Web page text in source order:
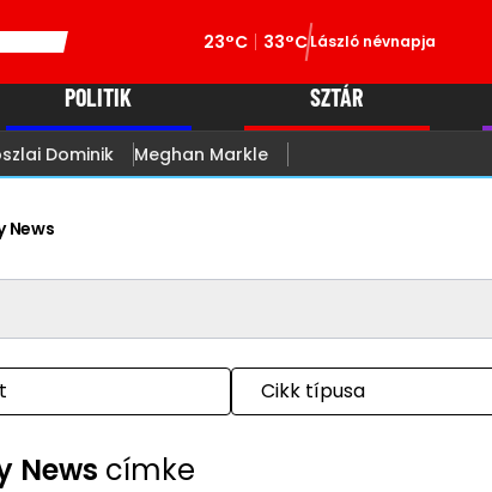
23°C 33°CLászló névnapja
POLITIK SZTÁR
Dominik Meghan Markle
News
Cikk típusa
News címke